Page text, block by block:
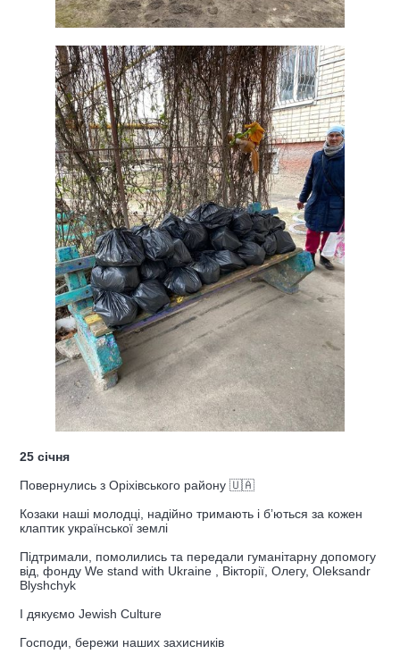
25 січня
Повернулись з Оріхівського району 🇺🇦
Козаки наші молодці, надійно тримають і бʼються за кожен
клаптик української землі
Підтримали, помолились та передали гуманітарну допомогу
від, фонду We stand with Ukraine , Вікторії, Олегу, Oleksandr
Blyshchyk
І дякуємо Jewish Culture
Господи, бережи наших захисників